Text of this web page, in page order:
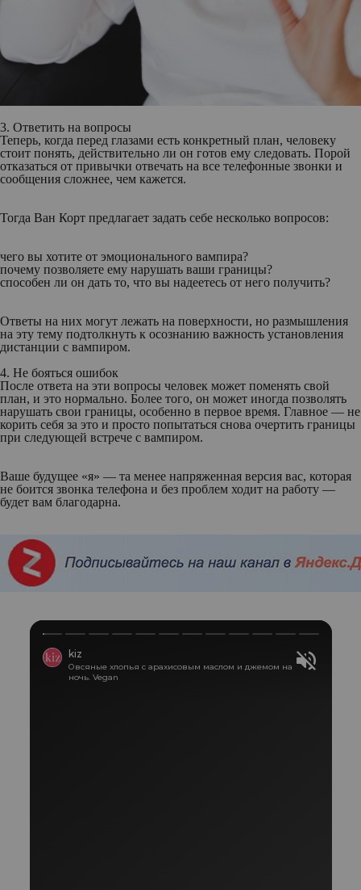
3. Ответить на вопросы
Теперь, когда перед глазами есть конкретный план, человеку
стоит понять, действительно ли он готов ему следовать. Порой
отказаться от привычки отвечать на все телефонные звонки и
сообщения сложнее, чем кажется.
Тогда Ван Корт предлагает задать себе несколько вопросов:
чего вы хотите от эмоционального вампира?
почему позволяете ему нарушать ваши границы?
способен ли он дать то, что вы надеетесь от него получить?
Ответы на них могут лежать на поверхности, но размышления
на эту тему подтолкнуть к осознанию важность установления
дистанции с вампиром.
4. Не бояться ошибок
После ответа на эти вопросы человек может поменять свой
план, и это нормально. Более того, он может иногда позволять
нарушать свои границы, особенно в первое время. Главное — не
корить себя за это и просто попытаться снова очертить границы
при следующей встрече с вампиром.
Ваше будущее «я» — та менее напряженная версия вас, которая
не боится звонка телефона и без проблем ходит на работу —
будет вам благодарна.